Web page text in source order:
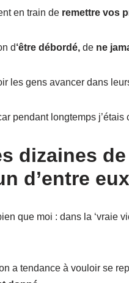
en train de remettre vos
d‘être débordé, de ne
les gens avancer dans
pendant longtemps j’étais
dizaines
d’entre
que moi : dans la ‘vraie
a tendance à vouloir se